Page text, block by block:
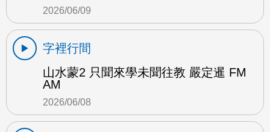
2026/06/09
字裡行間
山水蒙2 只聞來學未聞往教 嚴定暹 FM
AM
2026/06/08